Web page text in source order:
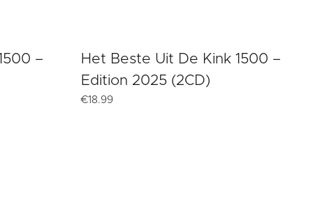
–
Het Beste Uit De Kink 1500 –
Edition 2025 (2CD)
€18.99